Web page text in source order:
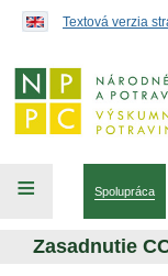
Textová verzia
≡ Spolupráca
Zasadnutie